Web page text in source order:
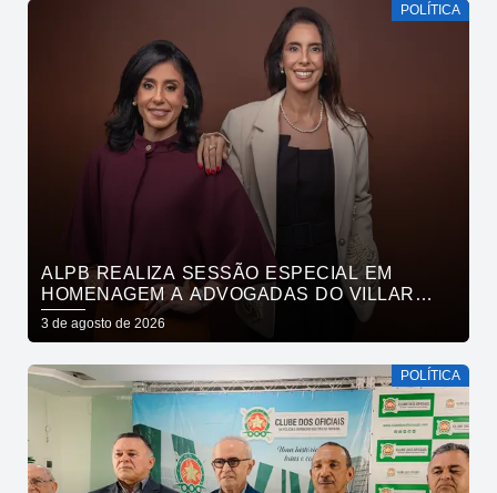
POLÍTICA
ALPB REALIZA SESSÃO ESPECIAL EM
HOMENAGEM A ADVOGADAS DO VILLAR
MAIA ADVOCACIA
3 de agosto de 2026
POLÍTICA